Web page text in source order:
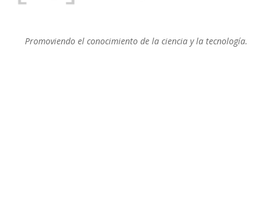
Promoviendo el conocimiento de la ciencia y la tecnología.